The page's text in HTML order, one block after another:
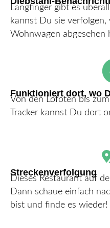
Langfinger gibt es
kannst Du sie verfolgen,
Wohnwagen abgesehen
Funktioniert dort, wo
Von den Lofoten bis
Tracker kannst Du dort
Streckenverfolgung
Dieses Restaurant auf
Dann schaue einfach
bist und finde es wieder!